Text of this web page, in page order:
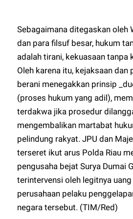
Sebagaimana ditegaskan oleh
dan para filsuf besar, hukum
adalah tirani, kekuasaan tanpa
Oleh karena itu, kejaksaan dan
berani menegakkan prinsip
(proses hukum yang adil),
terdakwa jika prosedur
mengembalikan martabat
pelindung rakyat. JPU dan
terseret ikut arus Polda Riau
pengusaha bejat Surya Dumai
terintervensi oleh legitnya
perusahaan pelaku
negara tersebut. (TIM/Red)